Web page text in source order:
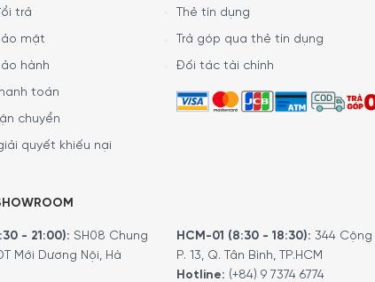
trả
mật
hành
toán
chuyển
quyết khiếu nại
Thẻ tín dụng
Trả góp qua thẻ tín dụng
Đối tác tài chính
- 21:00): SH08 Chung
Mới Dương Nội, Hà
HCM-01 (8:30 - 18:30): 344 Cộng
P. 13, Q. Tân Bình, TP.HCM
Hotline: (+84) 9 7374 6774